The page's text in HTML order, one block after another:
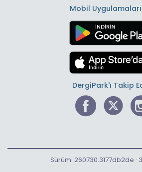
Mobil
DergiPark'ı Takip
Sürüm: 260730.3177db2de ·